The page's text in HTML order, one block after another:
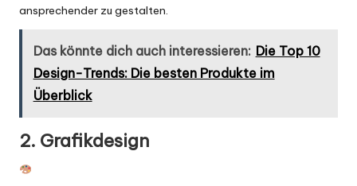
ansprechender zu gestalten.
Das könnte dich auch interessieren: Die Top 10
Design-Trends: Die besten Produkte im
Überblick
2. Grafikdesign